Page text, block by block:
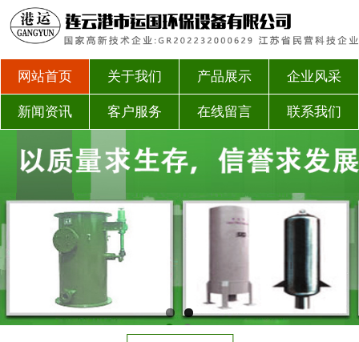
网站首页 关于我们 产品展示 企业风采
新闻资讯 客户服务 在线留言 联系我们